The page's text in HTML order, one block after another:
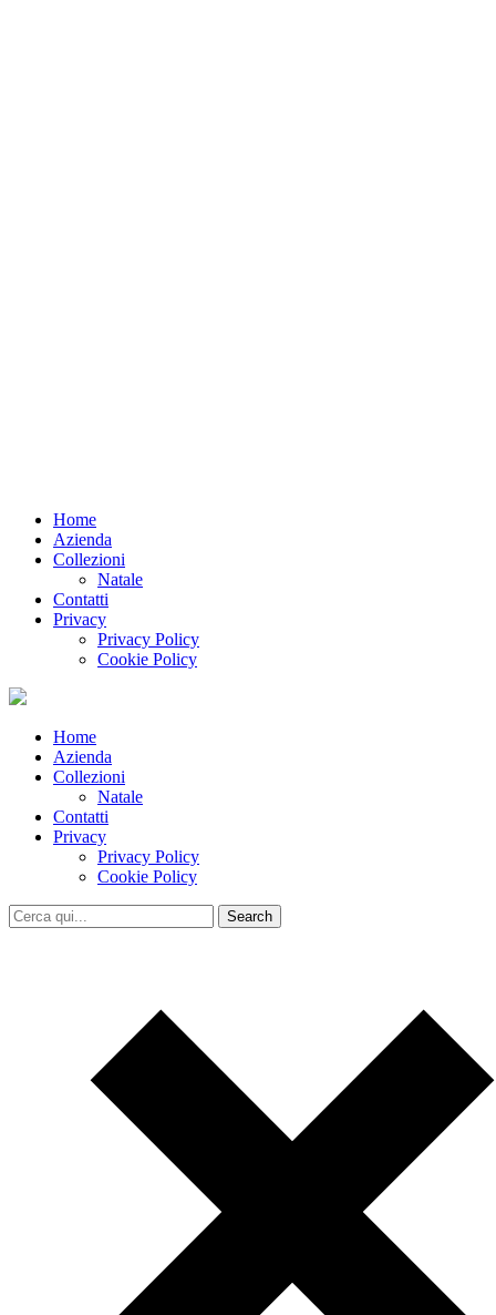
Home
Azienda
Collezioni
Natale
Contatti
Privacy
Privacy Policy
Cookie Policy
Home
Azienda
Collezioni
Natale
Contatti
Privacy
Privacy Policy
Cookie Policy